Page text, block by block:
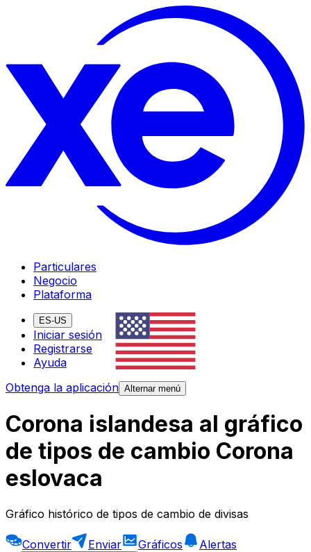
Particulares
Negocio
Plataforma
ES-US
Iniciar sesión
Registrarse
Ayuda
Obtenga la aplicación Alternar menú
Corona islandesa al gráfico
de tipos de cambio Corona
eslovaca
Gráfico histórico de tipos de cambio de divisas
Convertir Enviar Gráficos
Alertas